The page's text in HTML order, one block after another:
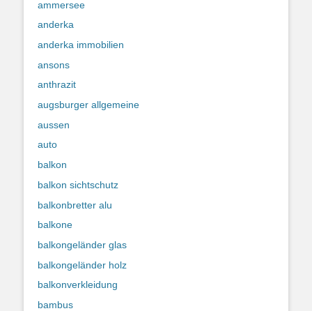
ammersee
anderka
anderka immobilien
ansons
anthrazit
augsburger allgemeine
aussen
auto
balkon
balkon sichtschutz
balkonbretter alu
balkone
balkongeländer glas
balkongeländer holz
balkonverkleidung
bambus